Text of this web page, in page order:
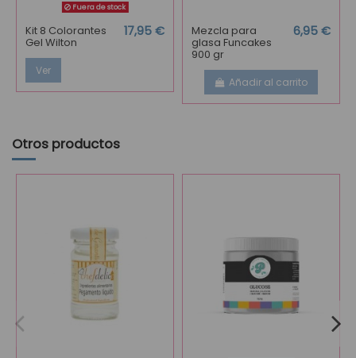
Fuera de stock
Kit 8 Colorantes
Gel Wilton
17,95 €
Ver
Mezcla para
glasa Funcakes
900 gr
6,95 €
Añadir al carrito
Otros productos